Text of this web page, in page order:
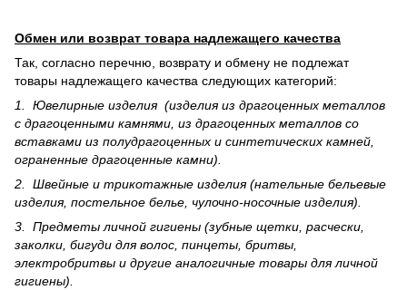
Обмен или возврат товара надлежащего качества
Так, согласно перечню, возврату и обмену не подлежат
товары надлежащего качества следующих категорий:
1. Ювелирные изделия (изделия из драгоценных металлов
с драгоценными камнями, из драгоценных металлов со
вставками из полудрагоценных и синте­тических камней,
ограненные драгоценные камни).
2. Швейные и трикотажные изделия (нательные бельевые
изделия, постельное белье, чулочно-носочные изделия).
3. Предметы личной гигиены (зубные щетки, расчески,
заколки, бигуди для волос, пинцеты, бритвы,
электробритвы и другие аналогичные товары для личной
гигиены).